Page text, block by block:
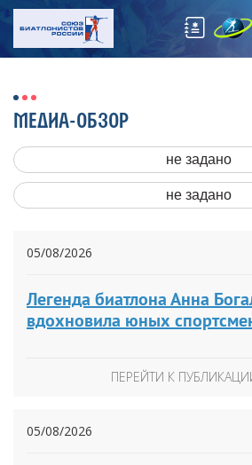
МЕДИА-ОБЗОР
не задано
не задано
05/08/2026
Легенда биатлона Анна
вдохновила юных
ПЕРЕЙТИ К
05/08/2026